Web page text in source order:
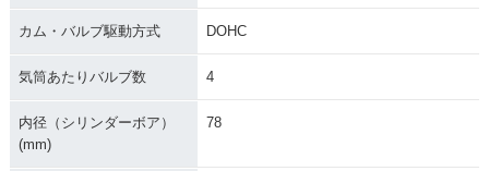
カム・バルブ駆動方式 DOHC
気筒あたりバルブ数 4
内径（シリンダーボア）
(mm)
78